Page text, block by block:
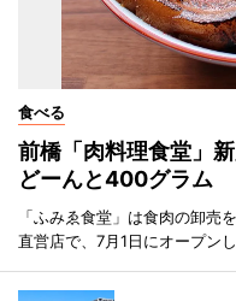
食べる
前橋「肉料理食堂」
どーんと400グラム
「ふみゑ食堂」は食肉の卸売
直営店で、7月1日にオープンし